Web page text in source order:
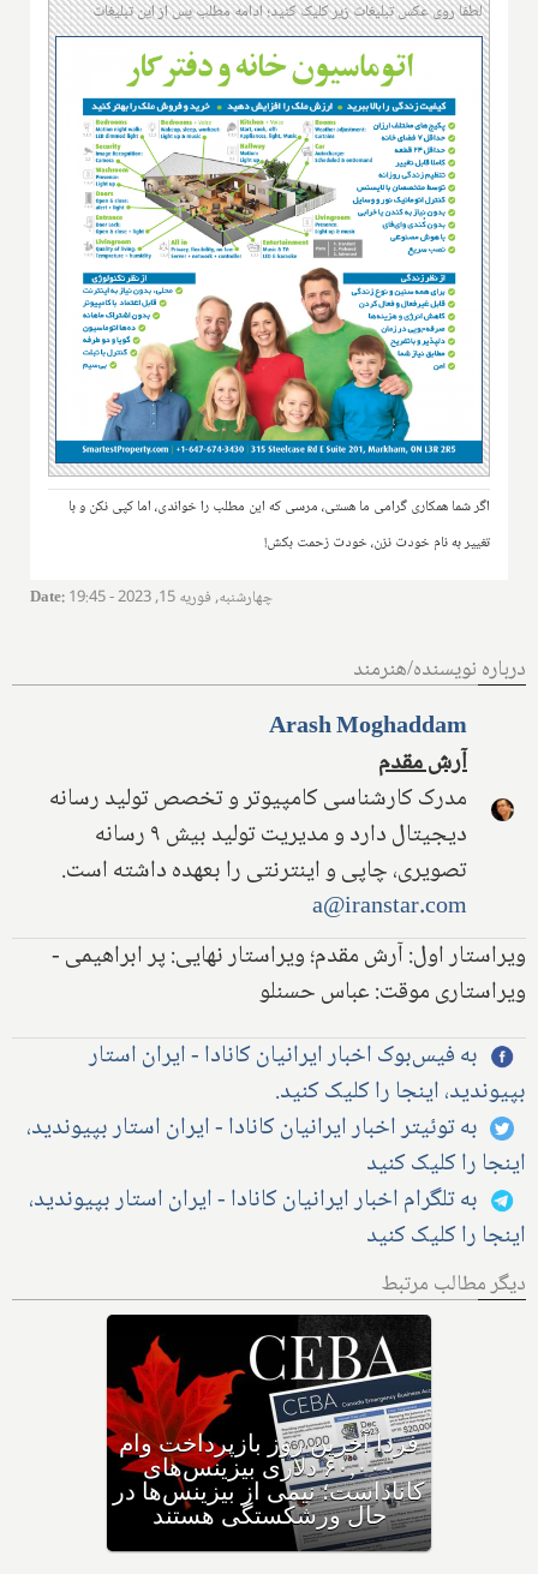
لطفا روی عکس تبلیغات زیر کلیک کنید؛ ادامه مطلب پس از این تبلیغات
اگر شما همکاری گرامی ما هستی، مرسی که این مطلب را خواندی، اما کپی نکن و با
تغییر به نام خودت نزن، خودت زحمت بکش!
Date: چهارشنبه, فوریه 15, 2023 - 19:45
درباره نویسنده/هنرمند
Arash Moghaddam
آرش مقدم
مدرک کارشناسی کامپیوتر و تخصص تولید رسانه
دیجیتال دارد و مدیریت تولید بیش ۹ رسانه
تصویری، چاپی و اینترنتی را بعهده داشته است.
a@iranstar.com
ویراستار اول: آرش مقدم؛ ویراستار نهایی: پر ابراهیمی -
ویراستاری موقت: عباس حسنلو
به فیس‌بوک اخبار ایرانیان کانادا - ایران استار
بپیوندید، اینجا را کلیک کنید.
به توئیتر اخبار ایرانیان کانادا - ایران استار بپیوندید،
اینجا را کلیک کنید
به تلگرام اخبار ایرانیان کانادا - ایران استار بپیوندید،
اینجا را کلیک کنید
دیگر مطالب مرتبط
وزیر مهاجرت: کانادا ویزاهای
توریستی و دانشجویی کمتری
صادر می‌کند